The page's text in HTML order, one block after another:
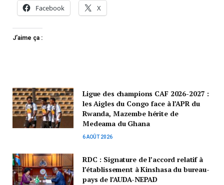
Facebook X
J’aime ça :
Ligue des champions CAF 2026-2027 :
les Aigles du Congo face à l’APR du
Rwanda, Mazembe hérite de
Medeama du Ghana
6 AOÛT 2026
RDC : Signature de l’accord relatif à
l’établissement à Kinshasa du bureau-
pays de l’AUDA-NEPAD